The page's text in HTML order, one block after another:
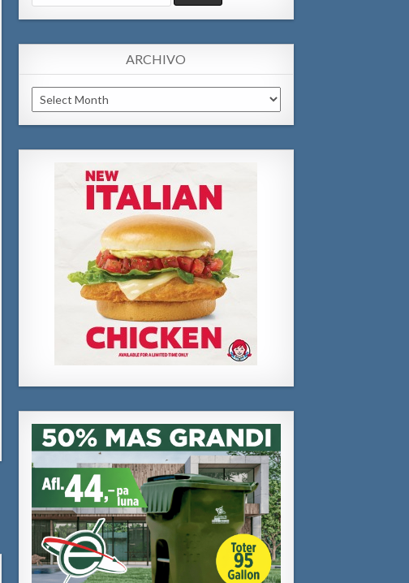
for:
ARCHIVO
Archivo